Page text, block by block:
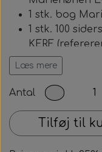
1 stk. bog
1 stk. 100
KERF
1 stk.
Normal pris: 2036
Læs mere
Antal
Tilføj til